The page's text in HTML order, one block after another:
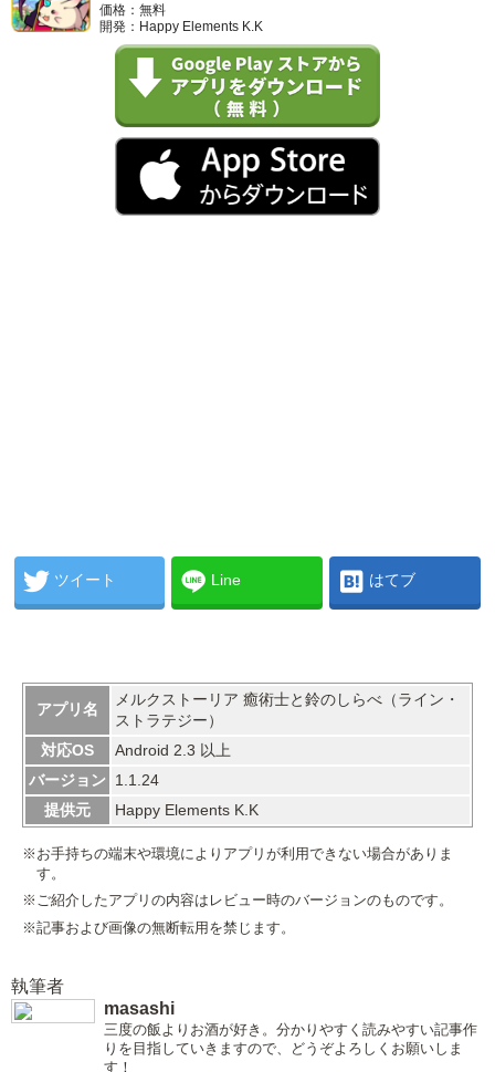
価格：無料
開発：Happy Elements K.K
ツイート Line はてブ
アプリ名
メルクストーリア 癒術士と鈴のしらべ（ライン・
ストラテジー）
対応OS
Android 2.3 以上
バージョン
1.1.24
提供元
Happy Elements K.K
※お手持ちの端末や環境によりアプリが利用できない場合がありま
す。
※ご紹介したアプリの内容はレビュー時のバージョンのものです。
※記事および画像の無断転用を禁じます。
執筆者
masashi
三度の飯よりお酒が好き。分かりやすく読みやすい記事作
りを目指していきますので、どうぞよろしくお願いしま
す！